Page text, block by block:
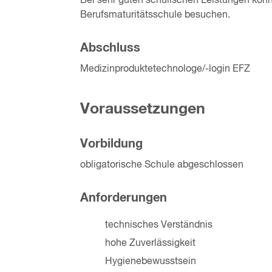
Berufsmaturitätsschule besuchen.
Abschluss
Medizinproduktetechnologe/-login EFZ
Voraussetzungen
Vorbildung
obligatorische Schule abgeschlossen
Anforderungen
technisches Verständnis
hohe Zuverlässigkeit
Hygienebewusstsein